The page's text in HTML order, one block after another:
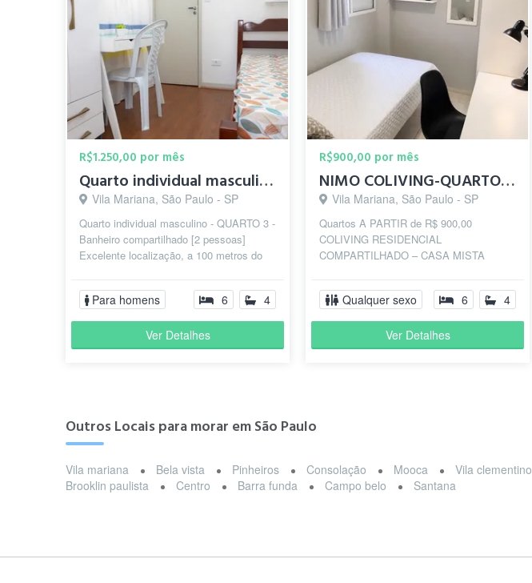
R$1.250,00 por mês
Quarto individual masculino (n° 3) / metrô Santa Cruz
Vila Mariana, São Paulo - SP
Quarto individual masculino - QUARTO 3 -
Banheiro compartilhado [2 pessoas]
Excelente localização, a 100 metros do
Para homens 6 4
Ver Detalhes
R$900,00 por mês
NIMO COLIVING-QUARTOS INDIVIDUAIS 10 MIN DO METRÔ SANTA CRUZ
Vila Mariana, São Paulo - SP
Quartos A PARTIR de R$ 900,00
COLIVING RESIDENCIAL
COMPARTILHADO – CASA MISTA
são individuais e mobiliados com:...
Qualquer sexo 6 4
Ver Detalhes
Outros Locais para morar em São Paulo
Vila mariana Bela vista Pinheiros Consolação Mooca Vila clementino
Brooklin paulista
Centro Barra funda Campo belo Santana